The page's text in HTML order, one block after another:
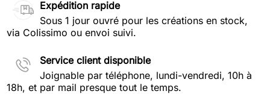
Expédition rapide
Sous 1 jour ouvré pour les créations en stock,
via Colissimo ou envoi suivi.
Service client disponible
Joignable par téléphone, lundi-vendredi, 10h à
18h, et par mail presque tout le temps.